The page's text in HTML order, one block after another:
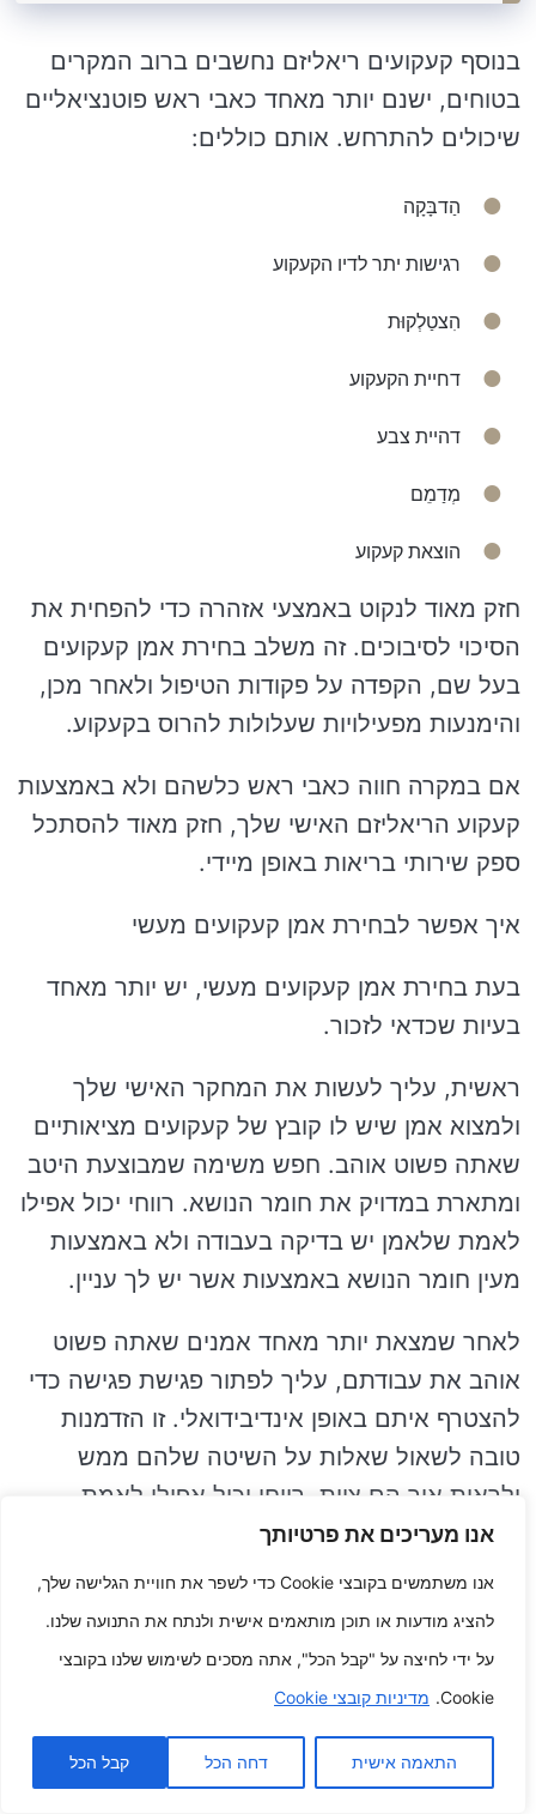
אנו מעריכים את פרטיותך
אנו משתמשים בקובצי Cookie כדי לשפר את חוויית הגלישה שלך,
להציג מודעות או תוכן מותאמים אישית ולנתח את התנועה שלנו.
על ידי לחיצה על "קבל הכל", אתה מסכים לשימוש שלנו בקובצי
Cookie. מדיניות קובצי Cookie
התאמה אישית דחה הכל קבל הכל
בנוסף קעקועים ריאליזם נחשבים ברוב המקרים
בטוחים, ישנם יותר מאחד כאבי ראש פוטנציאליים
שיכולים להתרחש. אותם כוללים:
הַדבָּקָה
רגישות יתר לדיו הקעקוע
הִצטַלְקוּת
דחיית הקעקוע
דהיית צבע
מְדַמֵם
הוצאת קעקוע
חזק מאוד לנקוט באמצעי אזהרה כדי להפחית את
הסיכוי לסיבוכים. זה משלב בחירת אמן קעקועים
בעל שם, הקפדה על פקודות הטיפול ולאחר מכן,
והימנעות מפעילויות שעלולות להרוס בקעקוע.
אם במקרה חווה כאבי ראש כלשהם ולא באמצעות
קעקוע הריאליזם האישי שלך, חזק מאוד להסתכל
ספק שירותי בריאות באופן מיידי.
איך אפשר לבחירת אמן קעקועים מעשי
בעת בחירת אמן קעקועים מעשי, יש יותר מאחד
בעיות שכדאי לזכור.
ראשית, עליך לעשות את המחקר האישי שלך
ולמצוא אמן שיש לו קובץ של קעקועים מציאותיים
שאתה פשוט אוהב. חפש משימה שמבוצעת היטב
ומתארת ​​במדויק את חומר הנושא. רווחי יכול אפילו
לאמת שלאמן יש בדיקה בעבודה ולא באמצעות
מעין חומר הנושא באמצעות אשר יש לך עניין.
לאחר שמצאת יותר מאחד אמנים שאתה פשוט
אוהב את עבודתם, עליך לפתור פגישת פגישה כדי
להצטרף איתם באופן אינדיבידואלי. זו הזדמנות
טובה לשאול שאלות על השיטה שלהם ממש
ולראות איך הם צוות. רווחי יכול אפילו לאמת
שאתם מרגישים בנוח ולא באמצעות האמן ושאתם
בטוחים שהוא יוכל ליצור קעקוע שאתם מעריצים.
להלן די הרבה איך אפשר נוספים לבחירת אמן
קעקועים מעשי:
בקש הפניות מלקוחות קודמים.